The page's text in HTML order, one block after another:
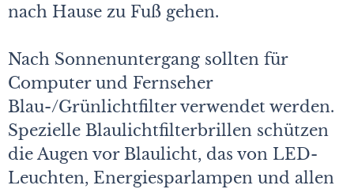
nach Hause zu Fuß gehen.
Nach Sonnenuntergang sollten für
Computer und Fernseher
Blau-/Grünlichtfilter verwendet werden.
Spezielle Blaulichtfilterbrillen schützen
die Augen vor Blaulicht, das von LED-
Leuchten, Energiesparlampen und allen